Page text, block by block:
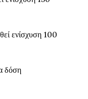
ενίσχυση 100
δόση